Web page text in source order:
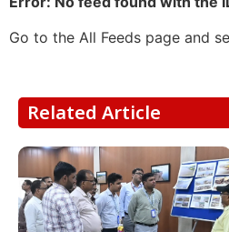
Go to the All Feeds page and
Related Article